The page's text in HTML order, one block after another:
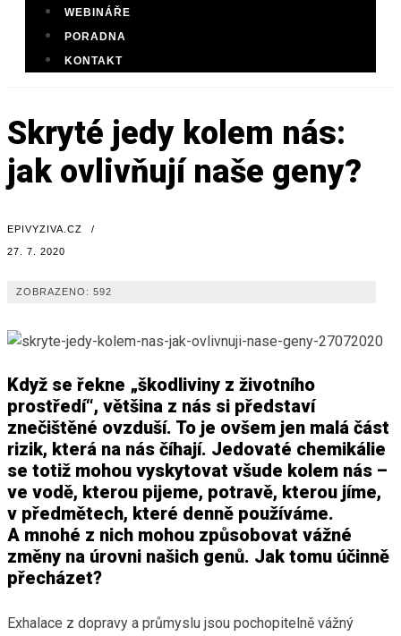
WEBINÁŘE
PORADNA
KONTAKT
Skryté jedy kolem nás:
jak ovlivňují naše geny?
EPIVYZIVA.CZ /
27. 7. 2020
ZOBRAZENO: 592
Když se řekne „škodliviny z životního
prostředí“, většina z nás si představí
znečištěné ovzduší. To je ovšem jen malá část
rizik, která na nás číhají. Jedovaté chemikálie
se totiž mohou vyskytovat všude kolem nás –
ve vodě, kterou pijeme, potravě, kterou jíme,
v předmětech, které denně používáme.
A mnohé z nich mohou způsobovat vážné
změny na úrovni našich genů. Jak tomu účinně
přecházet?
Exhalace z dopravy a průmyslu jsou pochopitelně vážný